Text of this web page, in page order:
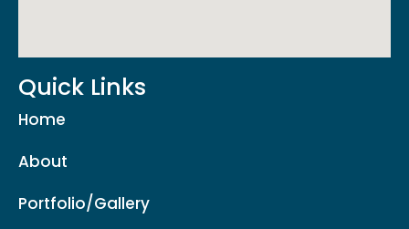
Quick Links
Home
About
Portfolio/Gallery